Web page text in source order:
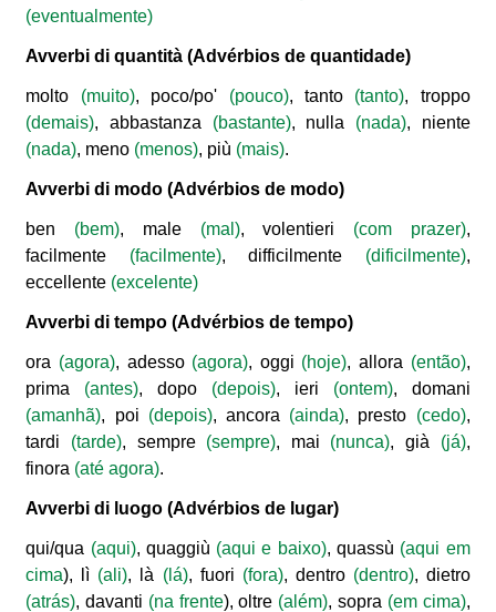
(eventualmente)
Avverbi di quantità (Advérbios de quantidade)
molto (muito), poco/po' (pouco), tanto (tanto), troppo
(demais), abbastanza (bastante), nulla (nada), niente
(nada), meno (menos), più (mais).
Avverbi di modo (Advérbios de modo)
ben (bem), male (mal), volentieri (com prazer),
facilmente (facilmente), difficilmente (dificilmente),
eccellente (excelente)
Avverbi di tempo (Advérbios de tempo)
ora (agora), adesso (agora), oggi (hoje), allora (então),
prima (antes), dopo (depois), ieri (ontem), domani
(amanhã), poi (depois), ancora (ainda), presto (cedo),
tardi (tarde), sempre (sempre), mai (nunca), già (já),
finora (até agora).
Avverbi di luogo (Advérbios de lugar)
qui/qua (aqui), quaggiù (aqui e baixo), quassù (aqui em
cima), lì (ali), là (lá), fuori (fora), dentro (dentro), dietro
(atrás), davanti (na frente), oltre (além), sopra (em cima),